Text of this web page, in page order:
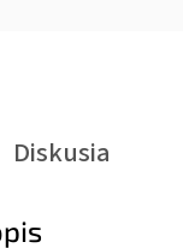
Diskusia